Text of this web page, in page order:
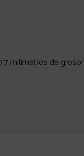
milímetros de grosor